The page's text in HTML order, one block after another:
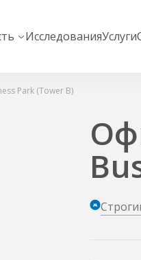
ИсследованияУслуги
Park (Tower B)